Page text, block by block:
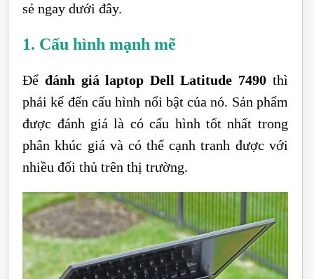
sẻ ngay dưới đây.
1. Cấu hình mạnh mẽ
Để đánh giá laptop Dell Latitude 7490 thì
phải kể đến cấu hình nổi bật của nó. Sản phẩm
được đánh giá là có cấu hình tốt nhất trong
phân khúc giá và có thể cạnh tranh được với
nhiều đối thủ trên thị trường.